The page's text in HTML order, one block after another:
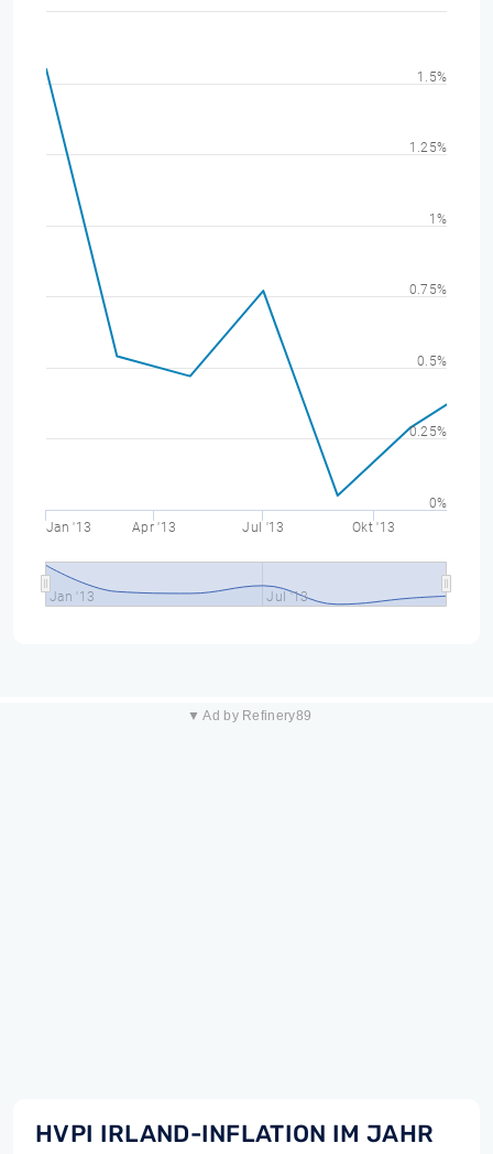
Jan '13 Apr '13 Jul '13 Okt '13
Jan '13 Jul '13
0%
0.25%
0.5%
0.75%
1%
1.25%
1.5%
▼ Ad by Refinery89
HVPI IRLAND-INFLATION IM JAHR